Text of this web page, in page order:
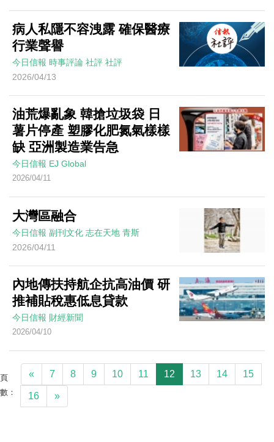
病人私隱不容洩露 確保醫療
行業聲譽
今日信報 時事評論 社評 社評
2026/04/13
油荒爆亂象 韓搶垃圾袋 日
薯片停產 塑膠化肥氮氣樣樣
缺 亞洲製造業告急
今日信報 EJ Global
2026/04/11
大灣區融合
今日信報 副刊文化 志在天地 青斯
2026/04/11
內地傳扶持航企抗高油價 研
推補貼稅惠低息貸款
今日信報 財經新聞
2026/04/10
頁
數：
« 7 8 9 10 11 12 13 14 15
16 »